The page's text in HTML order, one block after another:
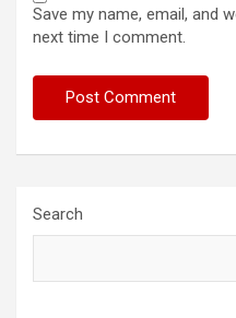
Save my name, email, and
next time I comment.
Search